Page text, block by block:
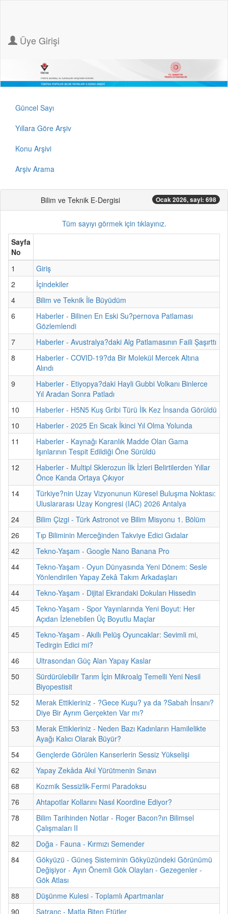
Üye Girişi
Güncel Sayı
Yıllara Göre Arşiv
Konu Arşivi
Arşiv Arama
Bilim ve Teknik E-Dergisi Ocak 2026, sayi: 698
Tüm sayıyı görmek için tıklayınız.
Sayfa
No
1
Giriş
2
İçindekiler
4
Bilim ve Teknik İle Büyüdüm
6
Haberler - Bilinen En Eski Su?pernova Patlaması
Gözlemlendi
7
Haberler - Avustralya?daki Alg Patlamasının Faili Şaşırttı
8
Haberler - COVID-19?da Bir Molekül Mercek Altına
Alındı
9
Haberler - Etiyopya?daki Hayli Gubbi Volkanı Binlerce
Yıl Aradan Sonra Patladı
10
Haberler - H5N5 Kuş Gribi Türü İlk Kez İnsanda Görüldü
10
Haberler - 2025 En Sıcak İkinci Yıl Olma Yolunda
11
Haberler - Kaynağı Karanlık Madde Olan Gama
Işınlarının Tespit Edildiği Öne Sürüldü
12
Haberler - Multipl Sklerozun İlk İzleri Belirtilerden Yıllar
Önce Kanda Ortaya Çıkıyor
14
Türkiye?nin Uzay Vizyonunun Küresel Buluşma Noktası:
Uluslararası Uzay Kongresi (IAC) 2026 Antalya
24
Bilim Çizgi - Türk Astronot ve Bilim Misyonu 1. Bölüm
26
Tıp Biliminin Merceğinden Takviye Edici Gıdalar
42
Tekno-Yaşam - Google Nano Banana Pro
44
Tekno-Yaşam - Oyun Dünyasında Yeni Dönem: Sesle
Yönlendirilen Yapay Zekâ Takım Arkadaşları
44
Tekno-Yaşam - Dijital Ekrandaki Dokuları Hissedin
45
Tekno-Yaşam - Spor Yayınlarında Yeni Boyut: Her
Açıdan İzlenebilen Üç Boyutlu Maçlar
45
Tekno-Yaşam - Akıllı Pelüş Oyuncaklar: Sevimli mi,
Tedirgin Edici mi?
46
Ultrasondan Güç Alan Yapay Kaslar
50
Sürdürülebilir Tarım İçin Mikroalg Temelli Yeni Nesil
Biyopestisit
52
Merak Ettikleriniz - ?Gece Kuşu? ya da ?Sabah İnsanı?
Diye Bir Ayrım Gerçekten Var mı?
53
Merak Ettikleriniz - Neden Bazı Kadınların Hamilelikte
Ayağı Kalıcı Olarak Büyür?
54
Gençlerde Görülen Kanserlerin Sessiz Yükselişi
62
Yapay Zekâda Akıl Yürütmenin Sınavı
68
Kozmik Sessizlik-Fermi Paradoksu
76
Ahtapotlar Kollarını Nasıl Koordine Ediyor?
78
Bilim Tarihinden Notlar - Roger Bacon?ın Bilimsel
Çalışmaları II
82
Doğa - Fauna - Kırmızı Semender
84
Gökyüzü - Güneş Sisteminin Gökyüzündeki Görünümü
Değişiyor - Ayın Önemli Gök Olayları - Gezegenler -
Gök Atlası
88
Düşünme Kulesi - Toplamlı Apartmanlar
90
Satranç - Matla Biten Etütler